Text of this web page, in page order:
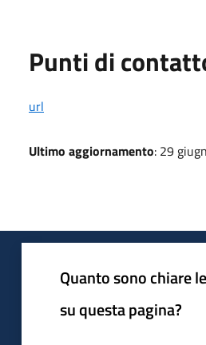
Punti di
url
Ultimo aggiornamento: 29
Quanto sono chiare
su questa pagina?